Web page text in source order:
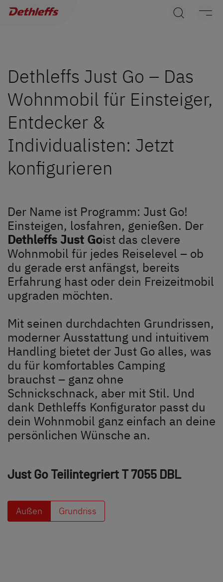
Wohnmobile
Camper Vans
Dethleffs Original Zubehör
Service
Dethleffs Versprechen
Unternehmen
Händlersuche
Fahrzeugbörse
Blog
Dethleffs Just Go – Das
Wohnmobil für Einsteiger,
Entdecker &
Individualisten: Jetzt
konfigurieren
Der Name ist Programm: Just Go!
Einsteigen, losfahren, genießen. Der
Dethleffs Just Goist das clevere
Wohnmobil für jedes Reiselevel – ob
du gerade erst anfängst, bereits
Erfahrung hast oder dein Freizeitmobil
upgraden möchten.
Mit seinen durchdachten Grundrissen,
moderner Ausstattung und intuitivem
Handling bietet der Just Go alles, was
du für komfortables Camping
brauchst – ganz ohne
Schnickschnack, aber mit Stil. Und
dank Dethleffs Konfigurator passt du
dein Wohnmobil ganz einfach an deine
persönlichen Wünsche an.
Just Go Teilintegriert T 7055 DBL
Außen Grundriss
Dethleffs Händlersuche
Finde den Dethleffs Händler in deiner Nähe